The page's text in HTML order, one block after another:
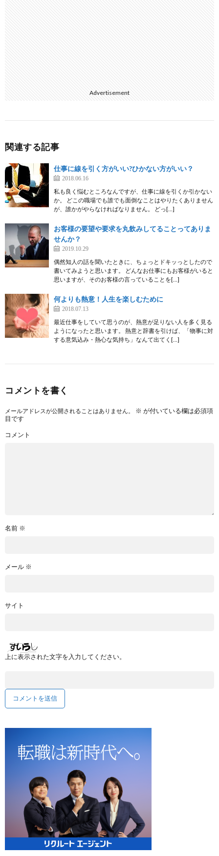
Advertisement
関連する記事
仕事に線を引く方がいい?ひかない方がいい？
2018.06.16
私も良く悩むところなんですが、仕事に線を引くか引かない
か。 どこの職場でも誰でも面倒なことはやりたくありません
が、誰かがやらなければなりません。 どっ[…]
お客様の要望や要求を丸飲みしてることってありま
せんか？
2019.10.29
偶然知人の話を聞いたときに、ちょっとドキッっとしたので
書いてみようと思います。 どんなお仕事にもお客様がいると
思いますが、そのお客様の言っていることを[…]
何よりも熱意！人生を楽しむために
2018.07.13
最近仕事をしていて思うのが、熱意が足りない人を多く見る
ようになったと思います。 熱意と辞書を引けば、「物事に対
する意気込み・熱心な気持ち」なんて出てく[…]
コメントを書く
メールアドレスが公開されることはありません。 ※ が付いている欄は必須項
目です
コメント
名前 ※
メール ※
サイト
上に表示された文字を入力してください。